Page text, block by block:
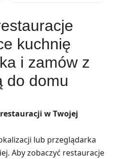
kuchnię
i zamów z
do domu
w Twojej
lub przeglądarka
Aby zobaczyć restauracje